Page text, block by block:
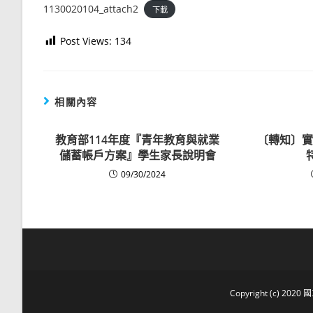
1130020104_attach2 下載
Post Views: 134
相關內容
教育部114年度『青年教育與就業
儲蓄帳戶方案』學生家長說明會
09/30/2024
〔轉知〕
Copyright (c) 2020